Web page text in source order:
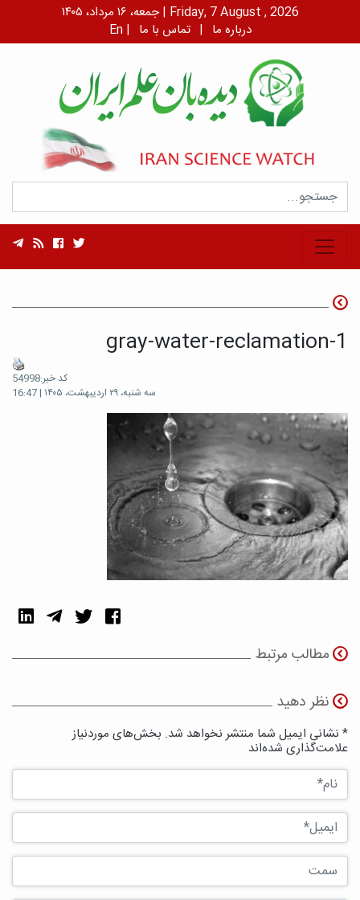
جمعه، ۱۶ مرداد، ۱۴۰۵ | Friday, 7 August , 2026
En | درباره ما | تماس با ما
gray-water-reclamation-1
کد خبر:54998
سه شنبه، ۲۹ اردیبهشت، ۱۴۰۵ | 16:47
مطالب مرتبط
نظر دهید
* نشانی ایمیل شما منتشر نخواهد شد. بخش‌های موردنیاز
علامت‌گذاری شده‌اند